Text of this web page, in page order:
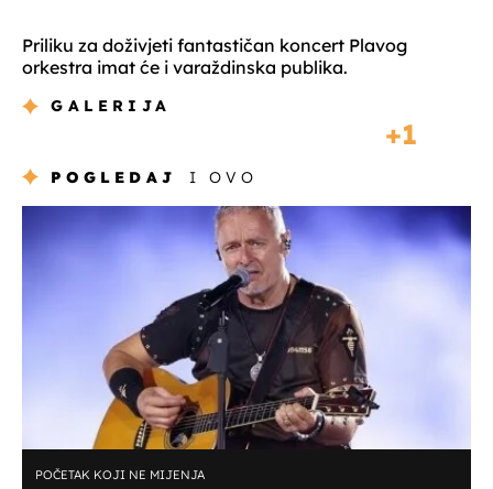
Priliku za doživjeti fantastičan koncert Plavog
orkestra imat će i varaždinska publika.
GALERIJA
1
POGLEDAJ I OVO
POČETAK KOJI NE MIJENJA